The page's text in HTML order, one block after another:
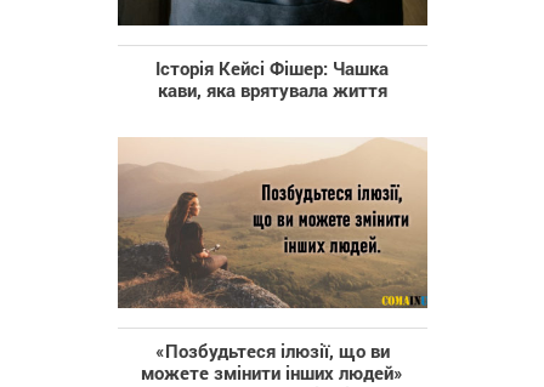
Історія Кейсі Фішер: Чашка
кави, яка врятувала життя
«Позбудьтеся ілюзії, що ви
можете змінити інших людей»